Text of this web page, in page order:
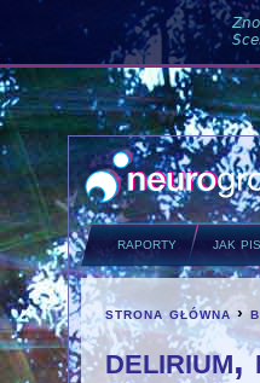
raporty jak
you are here
strona główna ›
delirium,